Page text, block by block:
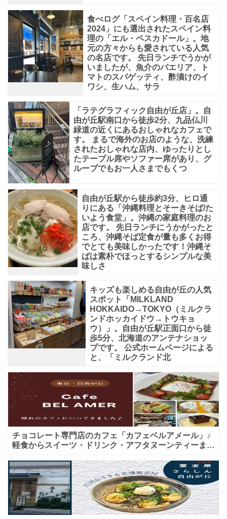
食べログ「スペイン料理・百名店
2024」にも選出されたスペイン料
理の「エル・ペスカドール」。地
元の方々からも愛されている人気
の名店です。 先日ランチでうかが
いましたが、魚介のパエリア、ト
マトのスパゲッティ、酢漬けのイ
ワシ、生ハム、サラ
「ラテグラフィック自由が丘店」。自
由が丘駅南口から徒歩2分、九品仏川
緑道の近くにあるおしゃれなカフェで
す。 まるで海外のお店のような、洗練
されたおしゃれな店内、ゆったりとし
たテーブル席やソファー席があり、グ
ループでもお一人さまでもくつ
自由が丘駅から徒歩約3分、ヒロ通
りにある「沖縄料理とそーきそば/た
いよう食堂」。沖縄の家庭料理のお
店です。 先日ランチにうかがったと
ころ、沖縄そば定食が量も多くお得
でとても美味しかったです！沖縄そ
ばは素朴でほっとするシンプルな美
味しさ
キッズも楽しめる自由が丘の人気
スポット「MILKLAND
HOKKAIDO→TOKYO（ミルクラ
ンドホッカイドウ→トウキョ
ウ）」。自由が丘駅正面口から徒
歩5分、北海道のアンテナショッ
プです。 公式ホームページによる
と、「ミルクランド北
チョコレート専門店のカフェ「カフェベルアメール」♪
軽食からスイーツ・ドリンク・アフタヌーンティーまで